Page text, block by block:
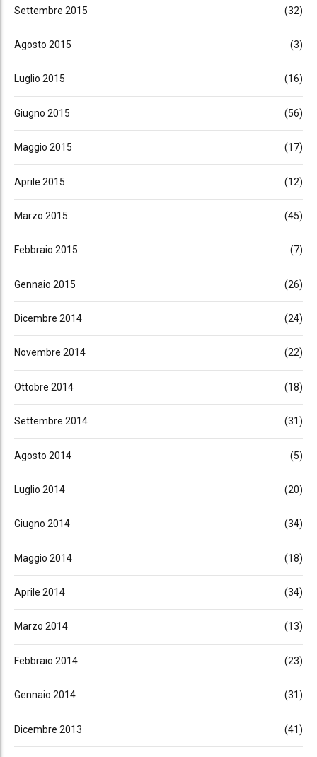
Settembre 2015 (32)
Agosto 2015 (3)
Luglio 2015 (16)
Giugno 2015 (56)
Maggio 2015 (17)
Aprile 2015 (12)
Marzo 2015 (45)
Febbraio 2015 (7)
Gennaio 2015 (26)
Dicembre 2014 (24)
Novembre 2014 (22)
Ottobre 2014 (18)
Settembre 2014 (31)
Agosto 2014 (5)
Luglio 2014 (20)
Giugno 2014 (34)
Maggio 2014 (18)
Aprile 2014 (34)
Marzo 2014 (13)
Febbraio 2014 (23)
Gennaio 2014 (31)
Dicembre 2013 (41)